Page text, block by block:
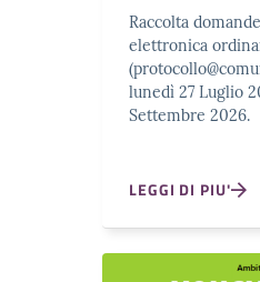
Raccolta
elettronica
lunedì 27 Luglio
Settembre 2026.
LEGGI DI PIU'